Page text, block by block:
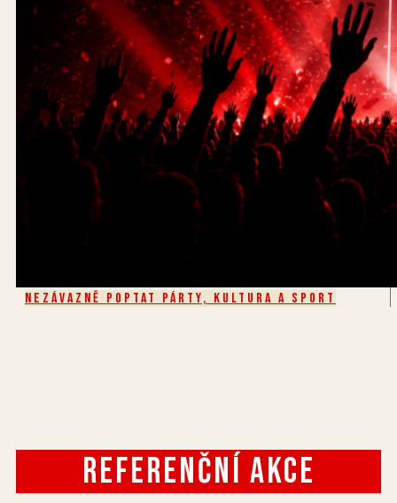
Nezávazně poptat Párty, kultura a sport
Referenční akce